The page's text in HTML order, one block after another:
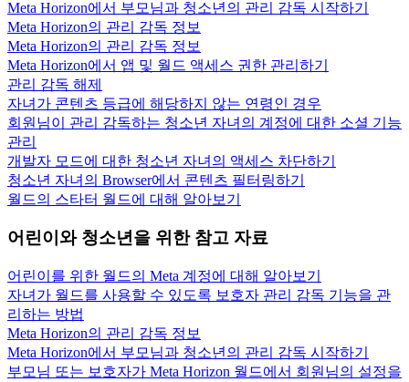
Meta Horizon에서 부모님과 청소년의 관리 감독 시작하기
Meta Horizon의 관리 감독 정보
Meta Horizon의 관리 감독 정보
Meta Horizon에서 앱 및 월드 액세스 권한 관리하기
관리 감독 해제
자녀가 콘텐츠 등급에 해당하지 않는 연령인 경우
회원님이 관리 감독하는 청소년 자녀의 계정에 대한 소셜 기능
관리
개발자 모드에 대한 청소년 자녀의 액세스 차단하기
청소년 자녀의 Browser에서 콘텐츠 필터링하기
월드의 스타터 월드에 대해 알아보기
어린이와 청소년을 위한 참고 자료
어린이를 위한 월드의 Meta 계정에 대해 알아보기
자녀가 월드를 사용할 수 있도록 보호자 관리 감독 기능을 관
리하는 방법
Meta Horizon의 관리 감독 정보
Meta Horizon에서 부모님과 청소년의 관리 감독 시작하기
부모님 또는 보호자가 Meta Horizon 월드에서 회원님의 설정을